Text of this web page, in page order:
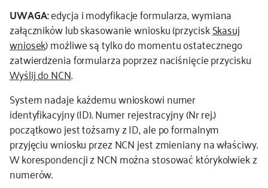
UWAGA:edycja i modyfikacje formularza, wymiana
załączników lub skasowanie wniosku (przyciskSkasuj
wniosek) możliwe są tylko do momentu ostatecznego
zatwierdzenia formularza poprzez naciśnięcie przycisku
Wyślij do NCN.
System nadaje każdemu wnioskowi numer
identyfikacyjny (ID). Numer rejestracyjny (Nr rej.)
początkowo jest tożsamy z ID, ale po formalnym
przyjęciu wniosku przez NCN jest zmieniany na właściwy.
W korespondencji z NCN można stosować którykolwiek z
numerów.